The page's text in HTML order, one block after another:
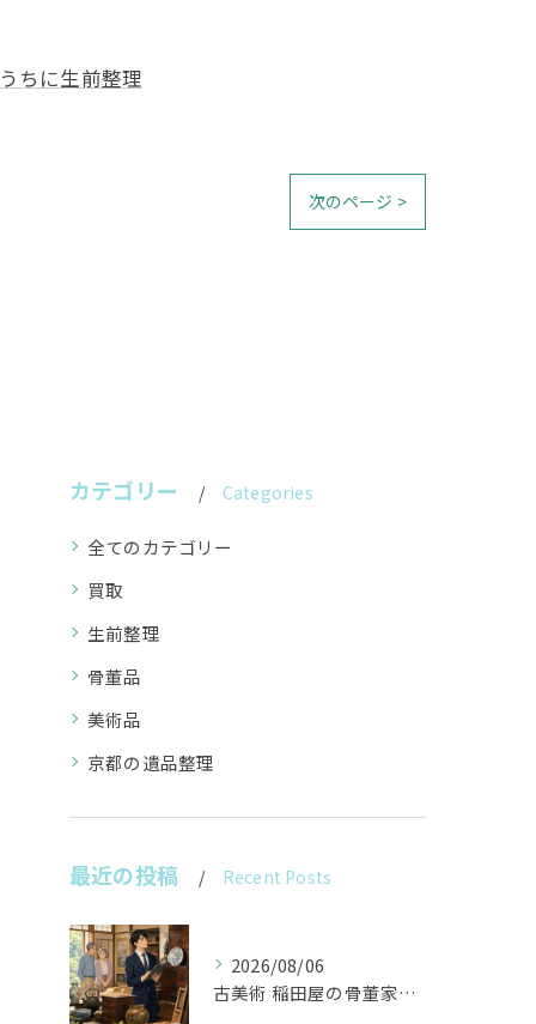
ちに生前整理
次のページ >
カテゴリー Categories
全てのカテゴリー
買取
生前整理
骨董品
美術品
京都の遺品整理
最近の投稿 Recent Posts
2026/08/06
古美術 稲田屋の骨董家具と遺品整理の目利き